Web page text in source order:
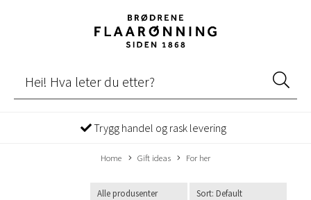
Trygg handel og rask levering
Home Gift ideas For her